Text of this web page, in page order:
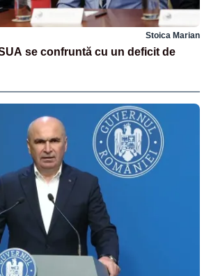
Stoica Marian
se confruntă cu un deficit de